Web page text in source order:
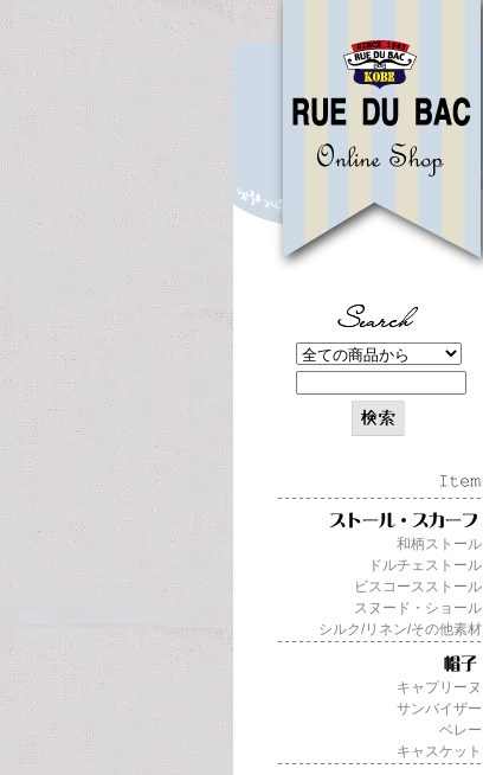
和柄ストール
ドルチェストール
ビスコースストール
スヌード・ショール
シルク/リネン/その他素材
キャプリーヌ
サンバイザー
ベレー
キャスケット